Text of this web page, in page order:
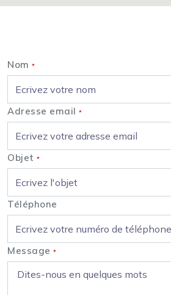
Nom *
Adresse email *
Objet *
Téléphone
Message *